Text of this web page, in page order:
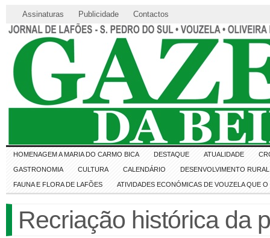
Assinaturas Publicidade Contactos
HOMENAGEM A MARIA DO CARMO BICA DESTAQUE ATUALIDADE
GASTRONOMIA CULTURA CALENDÁRIO DESENVOLVIMENTO RURAL
FAUNA E FLORA DE LAFÕES ATIVIDADES ECONÓMICAS DE VOUZELA QUE
Recriação histórica da